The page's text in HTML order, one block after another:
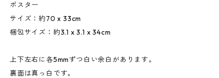
ポスター
サイズ：約70 x 33cm
梱包サイズ：約3.1 x 3.1 x 34cm
上下左右に各5mmずつ白い余白があります。
裏面は真っ白です。